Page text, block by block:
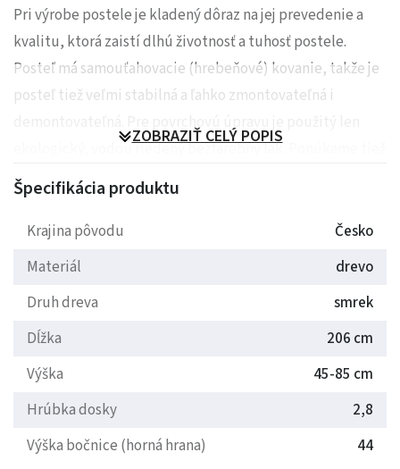
Pri výrobe postele je kladený dôraz na jej prevedenie a
kvalitu, ktorá zaistí dlhú životnosť a tuhosť postele.
Posteľ má samouťahovacie (hrebeňové) kovanie, takže je
posteľ tiež veľmi stabilná a ľahko zmontovateľná i
demontovateľná. Pre povrchovú úpravu je použitý len
ekologický, vodou riedený bezfarebný lak. Ponúkame tiež
možnosť morenia, ktoré je za príplatok.
veľkosti 200x80, 90, 100 cm
. Ponúkame tiež možnosť
atypu (cena na vyžiadanie).
Základná výška bočnice
(hornej hrany) je 45 cm
, ktorý je vhodný pre seniorov a
Poznámka:
laty pre uloženie roštu nemusia byť z
kvalitu a tuhosť postele.
• Český výrobok
ZOBRAZIŤ CELÝ POPIS
Špecifikácia produktu
Krajina pôvodu
Česko
Materiál
drevo
Druh dreva
smrek
Dĺžka
206 cm
Výška
45-85 cm
Hrúbka dosky
2,8
Výška bočnice (horná hrana)
44